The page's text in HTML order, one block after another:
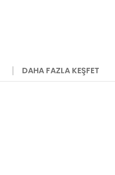
DAHA FAZLA KEŞFET